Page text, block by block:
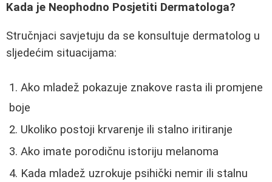
Kada je Neophodno Posjetiti Dermatologa?
Stručnjaci savjetuju da se konsultuje dermatolog u
sljedećim situacijama:
Ako mladež pokazuje znakove rasta ili promjene
boje
Ukoliko postoji krvarenje ili stalno iritiranje
Ako imate porodičnu istoriju melanoma
Kada mladež uzrokuje psihički nemir ili stalnu